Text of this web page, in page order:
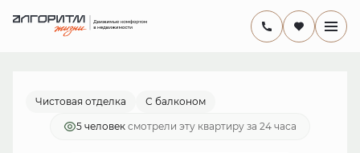
Студия 28.76 м
5 924 560 руб.
от 17 238 руб./мес.
Чистовая отделка С балконом
5 человек смотрели эту квартиру за 24 часа